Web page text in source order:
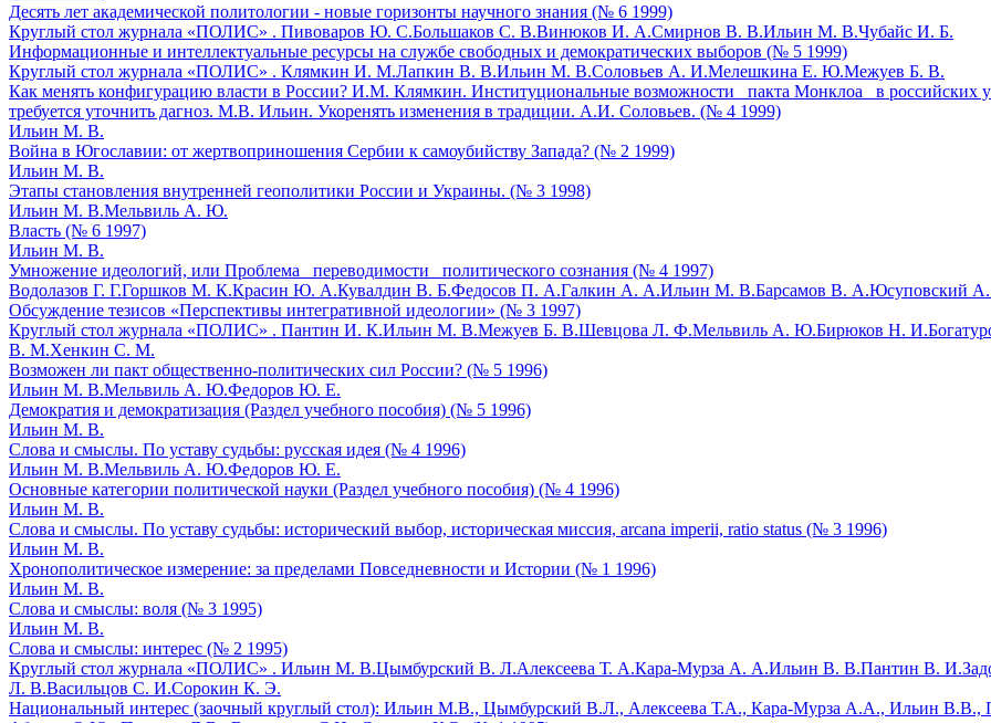
Десять лет академической политологии - новые горизонты научного знания (№ 6 1999)
Круглый стол журнала «ПОЛИС» . Пивоваров Ю. С.Большаков С. В.Винюков И. А.Смирнов В. В.Ильин М. В.Чубайс И. Б.
Информационные и интеллектуальные ресурсы на службе свободных и демократических выборов (№ 5 1999)
Круглый стол журнала «ПОЛИС» . Клямкин И. М.Лапкин В. В.Ильин М. В.Соловьев А. И.Мелешкина Е. Ю.Межуев Б. В.
Как менять конфигурацию власти в России? И.М. Клямкин. Институциональные возможности _пакта Монклоа_ в
требуется уточнить дагноз. М.В. Ильин. Укоренять изменения в традиции. А.И. Соловьев. (№ 4 1999)
Ильин М. В.
Война в Югославии: от жертвоприношения Сербии к самоубийству Запада? (№ 2 1999)
Ильин М. В.
Этапы становления внутренней геополитики России и Украины. (№ 3 1998)
Ильин М. В.Мельвиль А. Ю.
Власть (№ 6 1997)
Ильин М. В.
Умножение идеологий, или Проблема _переводимости_ политического сознания (№ 4 1997)
Водолазов Г. Г.Горшков М. К.Красин Ю. А.Кувалдин В. Б.Федосов П. А.Галкин А. А.Ильин М. В.Барсамов В. А.Юсуповский
Обсуждение тезисов «Перспективы интегративной идеологии» (№ 3 1997)
Круглый стол журнала «ПОЛИС» . Пантин И. К.Ильин М. В.Межуев Б. В.Шевцова Л. Ф.Мельвиль А. Ю.Бирюков Н. И.
В. М.Хенкин С. М.
Возможен ли пакт общественно-политических сил России? (№ 5 1996)
Ильин М. В.Мельвиль А. Ю.Федоров Ю. Е.
Демократия и демократизация (Раздел учебного пособия) (№ 5 1996)
Ильин М. В.
Слова и смыслы. По уставу судьбы: русская идея (№ 4 1996)
Ильин М. В.Мельвиль А. Ю.Федоров Ю. Е.
Основные категории политической науки (Раздел учебного пособия) (№ 4 1996)
Ильин М. В.
Слова и смыслы. По уставу судьбы: исторический выбор, историческая миссия, arcana imperii, ratio status (№ 3 1996)
Ильин М. В.
Хронополитическое измерение: за пределами Повседневности и Истории (№ 1 1996)
Ильин М. В.
Слова и смыслы: воля (№ 3 1995)
Ильин М. В.
Слова и смыслы: интерес (№ 2 1995)
Круглый стол журнала «ПОЛИС» . Ильин М. В.Цымбурский В. Л.Алексеева Т. А.Кара-Мурза А. А.Ильин В. В.Пантин В. И.
Л. В.Васильцов С. И.Сорокин К. Э.
Национальный интерес (заочный круглый стол): Ильин М.В., Цымбурский В.Л., Алексеева Т.А., Кара-Мурза А.А., Ильин